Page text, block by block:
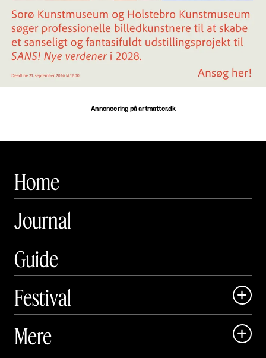
Annoncering på artmatter.dk
Home
Journal
Guide
Festival

 Art Matter Festival
Mere 